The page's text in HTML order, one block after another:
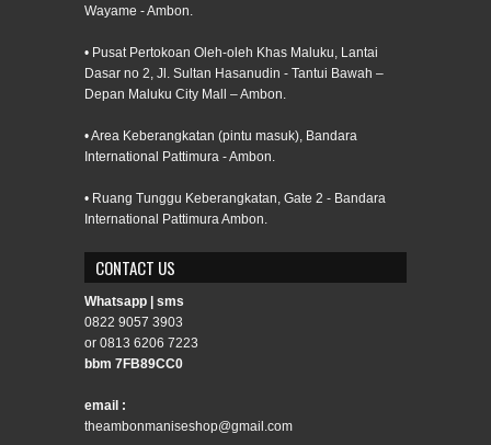
Wayame - Ambon.
• Pusat Pertokoan Oleh-oleh Khas Maluku, Lantai
Dasar no 2, Jl. Sultan Hasanudin - Tantui Bawah –
Depan Maluku City Mall – Ambon.
• Area Keberangkatan (pintu masuk), Bandara
International Pattimura - Ambon.
• Ruang Tunggu Keberangkatan, Gate 2 - Bandara
International Pattimura Ambon.
CONTACT US
Whatsapp | sms
0822 9057 3903
or 0813 6206 7223
bbm 7FB89CC0
email :
theambonmaniseshop@gmail.com